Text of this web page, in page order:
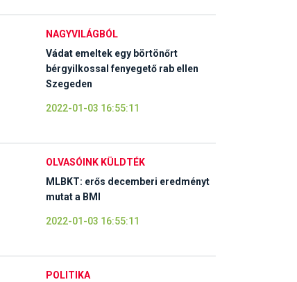
NAGYVILÁGBÓL
Vádat emeltek egy börtönőrt
bérgyilkossal fenyegető rab ellen
Szegeden
2022-01-03 16:55:11
OLVASÓINK KÜLDTÉK
MLBKT: erős decemberi eredményt
mutat a BMI
2022-01-03 16:55:11
POLITIKA